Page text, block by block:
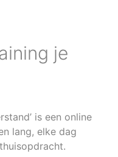
je
is een online
lang, elke dag